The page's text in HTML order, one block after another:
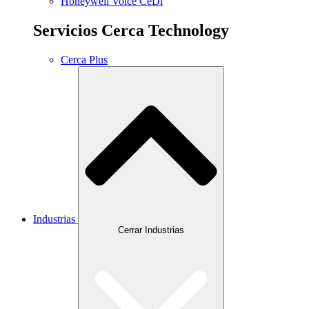
Servicios Cerca Technology
Cerca Plus
Industrias
Cerrar Industrias